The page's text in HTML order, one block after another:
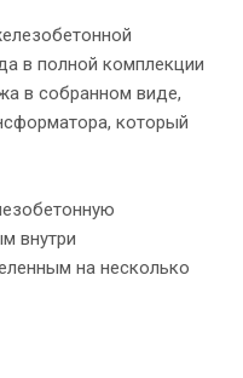
в полной комплекции
в собранном виде,
который
внутри
на несколько